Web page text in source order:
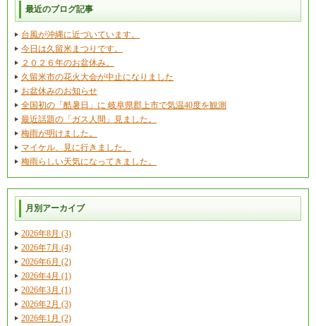
最近のブログ記事
台風が沖縄に近づいています。
今日は久留米まつりです。
２０２６年のお盆休み。
久留米市の花火大会が中止になりました
お盆休みのお知らせ
全国初の「酷暑日」に 岐阜県郡上市で気温40度を観測
最近話題の「ガス人間」見ました。
梅雨が明けました。
マイケル、見に行きました。
梅雨らしい天気になってきました。
月別アーカイブ
2026年8月 (3)
2026年7月 (4)
2026年6月 (2)
2026年4月 (1)
2026年3月 (1)
2026年2月 (3)
2026年1月 (2)